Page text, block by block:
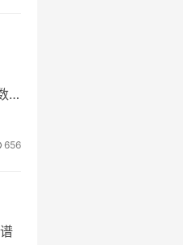
656